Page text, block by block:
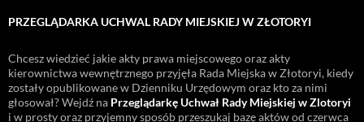
PRZEGLĄDARKA UCHWAL RADY MIEJSKIEJ W ZŁOTORYI
Chcesz wiedzieć jakie akty prawa miejscowego oraz akty
kierownictwa wewnętrznego przyjęła Rada Miejska w Złotoryi, kiedy
zostały opublikowane w Dzienniku Urzędowym oraz kto za nimi
głosował? Wejdź na Przeglądarkę Uchwał Rady Miejskiej w Zlotoryi
i w prosty oraz przyjemny sposób przeszukaj bazę aktów od czerwca